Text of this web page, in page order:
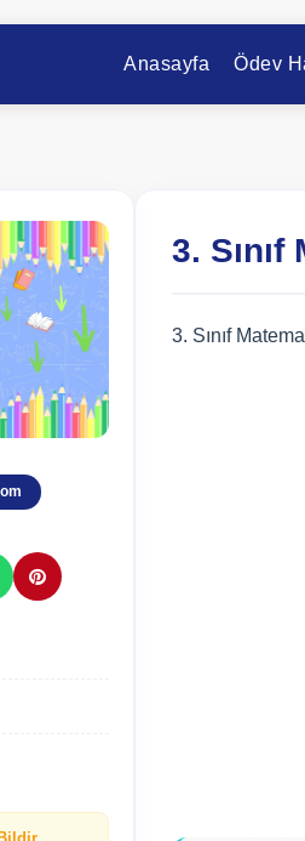
Anasayfa Ödev
3. Sınıf
3. Sınıf